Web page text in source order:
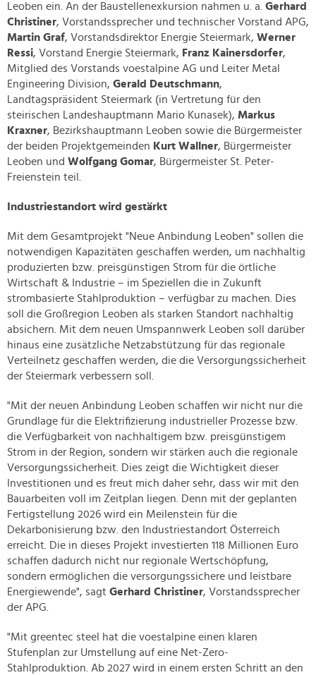
Leoben ein. An der Baustellenexkursion nahmen u. a. Gerhard
Christiner, Vorstandssprecher und technischer Vorstand APG,
Martin Graf, Vorstandsdirektor Energie Steiermark, Werner
Ressi, Vorstand Energie Steiermark, Franz Kainersdorfer,
Mitglied des Vorstands voestalpine AG und Leiter Metal
Engineering Division, Gerald Deutschmann,
Landtagspräsident Steiermark (in Vertretung für den
steirischen Landeshauptmann Mario Kunasek), Markus
Kraxner, Bezirkshauptmann Leoben sowie die Bürgermeister
der beiden Projektgemeinden Kurt Wallner, Bürgermeister
Leoben und Wolfgang Gomar, Bürgermeister St. Peter-
Freienstein teil.
Industriestandort wird gestärkt
Mit dem Gesamtprojekt "Neue Anbindung Leoben" sollen die
notwendigen Kapazitäten geschaffen werden, um nachhaltig
produzierten bzw. preisgünstigen Strom für die örtliche
Wirtschaft & Industrie – im Speziellen die in Zukunft
strombasierte Stahlproduktion – verfügbar zu machen. Dies
soll die Großregion Leoben als starken Standort nachhaltig
absichern. Mit dem neuen Umspannwerk Leoben soll darüber
hinaus eine zusätzliche Netzabstützung für das regionale
Verteilnetz geschaffen werden, die die Versorgungssicherheit
der Steiermark verbessern soll.
"Mit der neuen Anbindung Leoben schaffen wir nicht nur die
Grundlage für die Elektrifizierung industrieller Prozesse bzw.
die Verfügbarkeit von nachhaltigem bzw. preisgünstigem
Strom in der Region, sondern wir stärken auch die regionale
Versorgungssicherheit. Dies zeigt die Wichtigkeit dieser
Investitionen und es freut mich daher sehr, dass wir mit den
Bauarbeiten voll im Zeitplan liegen. Denn mit der geplanten
Fertigstellung 2026 wird ein Meilenstein für die
Dekarbonisierung bzw. den Industriestandort Österreich
erreicht. Die in dieses Projekt investierten 118 Millionen Euro
schaffen dadurch nicht nur regionale Wertschöpfung,
sondern ermöglichen die versorgungssichere und leistbare
Energiewende", sagt Gerhard Christiner, Vorstandssprecher
der APG.
"Mit greentec steel hat die voestalpine einen klaren
Stufenplan zur Umstellung auf eine Net-Zero-
Stahlproduktion. Ab 2027 wird in einem ersten Schritt an den